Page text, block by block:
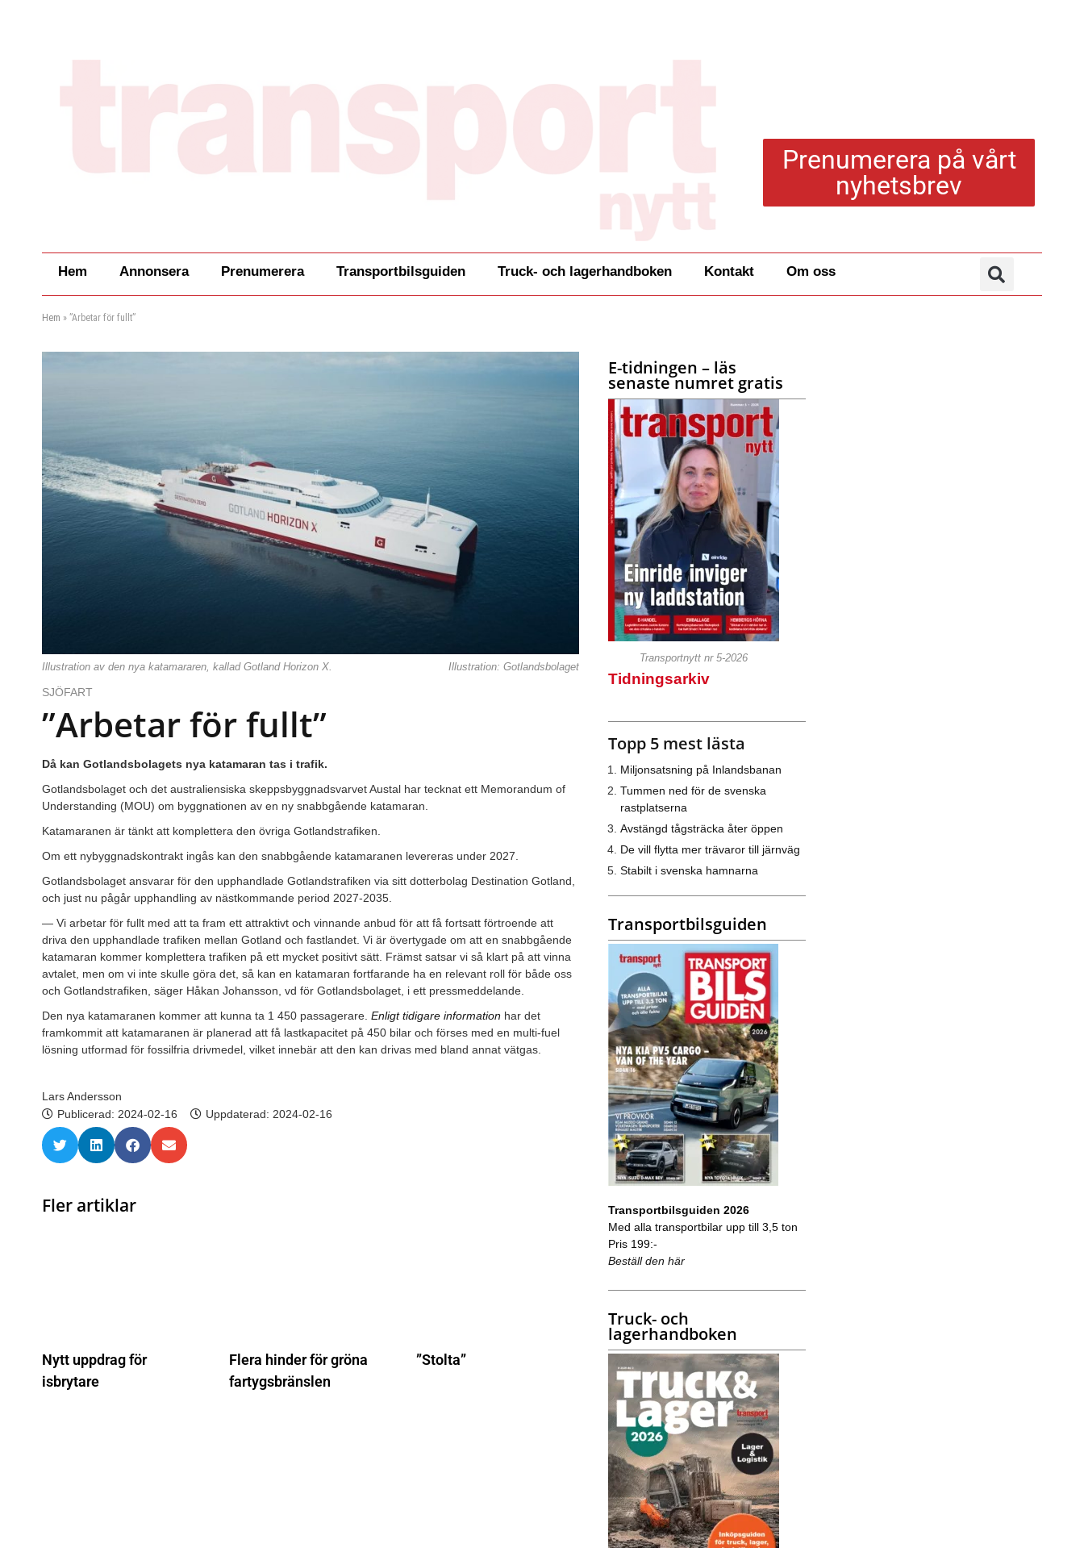
Prenumerera på vårt
nyhetsbrev
Hem Annonsera Prenumerera Transportbilsguiden Truck- och lagerhandboken Kontakt Om oss
Hem » ”Arbetar för fullt”
Illustration av den nya katamararen, kallad Gotland Horizon X. Illustration: Gotlandsbolaget
SJÖFART
”Arbetar för fullt”
Då kan Gotlandsbolagets nya katamaran tas i trafik.
Gotlandsbolaget och det australiensiska skeppsbyggnadsvarvet Austal har tecknat ett Memorandum of
Understanding (MOU) om byggnationen av en ny snabbgående katamaran.
Katamaranen är tänkt att komplettera den övriga Gotlandstrafiken.
Om ett nybyggnadskontrakt ingås kan den snabbgående katamaranen levereras under 2027.
Gotlandsbolaget ansvarar för den upphandlade Gotlandstrafiken via sitt dotterbolag Destination Gotland,
och just nu pågår upphandling av nästkommande period 2027-2035.
— Vi arbetar för fullt med att ta fram ett attraktivt och vinnande anbud för att få fortsatt förtroende att
driva den upphandlade trafiken mellan Gotland och fastlandet. Vi är övertygade om att en snabbgående
katamaran kommer komplettera trafiken på ett mycket positivt sätt. Främst satsar vi så klart på att vinna
avtalet, men om vi inte skulle göra det, så kan en katamaran fortfarande ha en relevant roll för både oss
och Gotlandstrafiken, säger Håkan Johansson, vd för Gotlandsbolaget, i ett pressmeddelande.
Den nya katamaranen kommer att kunna ta 1 450 passagerare. Enligt tidigare information har det
framkommit att katamaranen är planerad att få lastkapacitet på 450 bilar och förses med en multi-fuel
lösning utformad för fossilfria drivmedel, vilket innebär att den kan drivas med bland annat vätgas.
Lars Andersson
Publicerad: 2024-02-16 Uppdaterad: 2024-02-16
Fler artiklar
Nytt uppdrag för
isbrytare
Flera hinder för gröna
fartygsbränslen
”Stolta”
E-tidningen – läs
senaste numret gratis
Transportnytt nr 5-2026
Tidningsarkiv
Topp 5 mest lästa
Miljonsatsning på Inlandsbanan
Tummen ned för de svenska
rastplatserna
Avstängd tågsträcka åter öppen
De vill flytta mer trävaror till järnväg
Stabilt i svenska hamnarna
Transportbilsguiden
Transportbilsguiden 2026
Med alla transportbilar upp till 3,5 ton
Pris 199:-
Beställ den här
Truck- och
lagerhandboken